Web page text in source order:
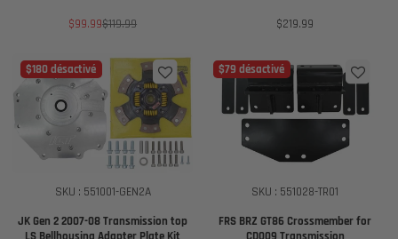
Prix
de
$99.99Prix
habituel
$119.99 Prix
$219.99
$180 désactivé
SKU : 551001-GEN2A
JK Gen 2 2007-08 Transmission top
$79 désactivé
SKU : 551028-TR01
FRS BRZ GT86 Crossmember for